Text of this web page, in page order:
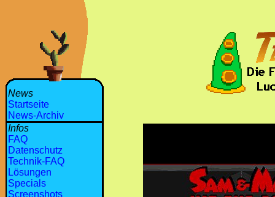
News
Startseite
News-Archiv
Infos
FAQ
Datenschutz
Technik-FAQ
Lösungen
Specials
Screenshots